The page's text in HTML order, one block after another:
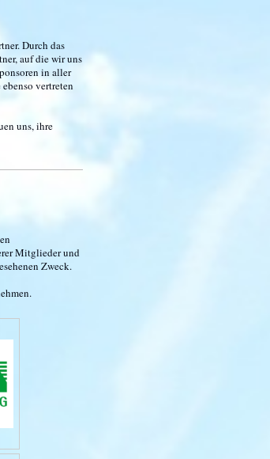
Durch das
auf die wir uns
in aller
vertreten
uns, ihre
Mitglieder und
Zweck.